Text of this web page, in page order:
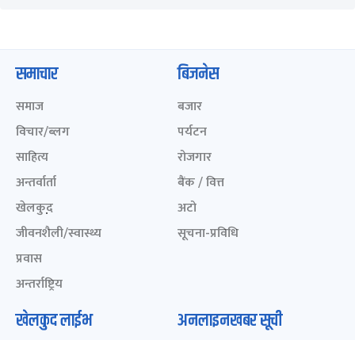
समाचार
समाज
विचार/ब्लग
साहित्य
अन्तर्वार्ता
खेलकुद़़
जीवनशैली/स्वास्थ्य
प्रवास
अन्तर्राष्ट्रिय
बिजनेस
बजार
पर्यटन
रोजगार
बैंक / वित्त
अटो
सूचना-प्रविधि
खेलकुद लाईभ अनलाइनखबर सूची